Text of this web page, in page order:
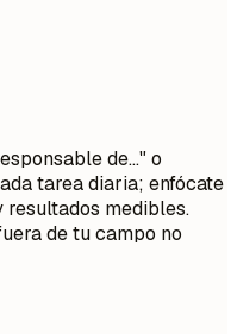
de..." o
tarea diaria; enfócate
medibles.
de tu campo no